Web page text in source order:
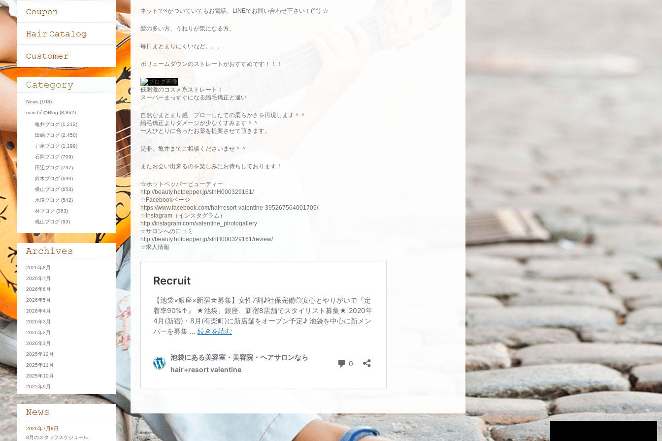
ネットで×がついていてもお電話、LINEでお問い合わせ下さい！(^^)-☆
髪の多い方、うねりが気になる方、
毎日まとまりにくいなど。。。
ボリュームダウンのストレートがおすすめです！！！
低刺激のコスメ系ストレート！
スーパーまっすぐになる縮毛矯正と違い
自然なまとまり感、ブローしたての柔らかさを再現します＾＾
縮毛矯正よりダメージが少なくすみます＾＾
一人ひとりに合ったお薬を提案させて頂きます。
是非、亀井までご相談くださいませ＾＾
またお会い出来るのを楽しみにお待ちしております！
☆ホットペッパービューティー
http://beauty.hotpepper.jp/slnH000329161/
☆Facebookページ
https://www.facebook.com/hairresort-valentine-395267564001705/
☆Instagram（インスタグラム）
http://instagram.com/valentine_photogallery
☆サロンへの口コミ
http://beauty.hotpepper.jp/slnH000329161/review/
☆求人情報
News (103)
marchéのBlog (8,862)
亀井ブログ (1,212)
田嶋ブログ (2,450)
戸屋ブログ (1,199)
石岡ブログ (709)
田辺ブログ (797)
鈴木ブログ (690)
横山ブログ (653)
水澤ブログ (542)
林ブログ (363)
穐山ブログ (93)
2026年8月
2026年7月
2026年6月
2026年5月
2026年4月
2026年3月
2026年2月
2026年1月
2025年12月
2025年11月
2025年10月
2025年9月
2026年7月8日
8月のスタッフスケジュール